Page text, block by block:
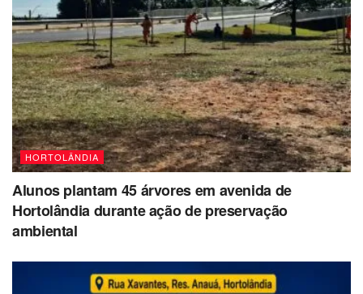
HORTOLÂNDIA
Alunos plantam 45 árvores em avenida de
Hortolândia durante ação de preservação
ambiental